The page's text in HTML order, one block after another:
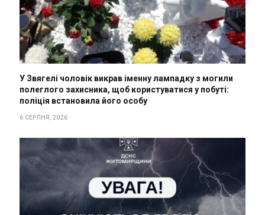
У Звягелі чоловік викрав іменну лампадку з могили
полеглого захисника, щоб користуватися у побуті:
поліція встановила його особу
6 СЕРПНЯ, 2026